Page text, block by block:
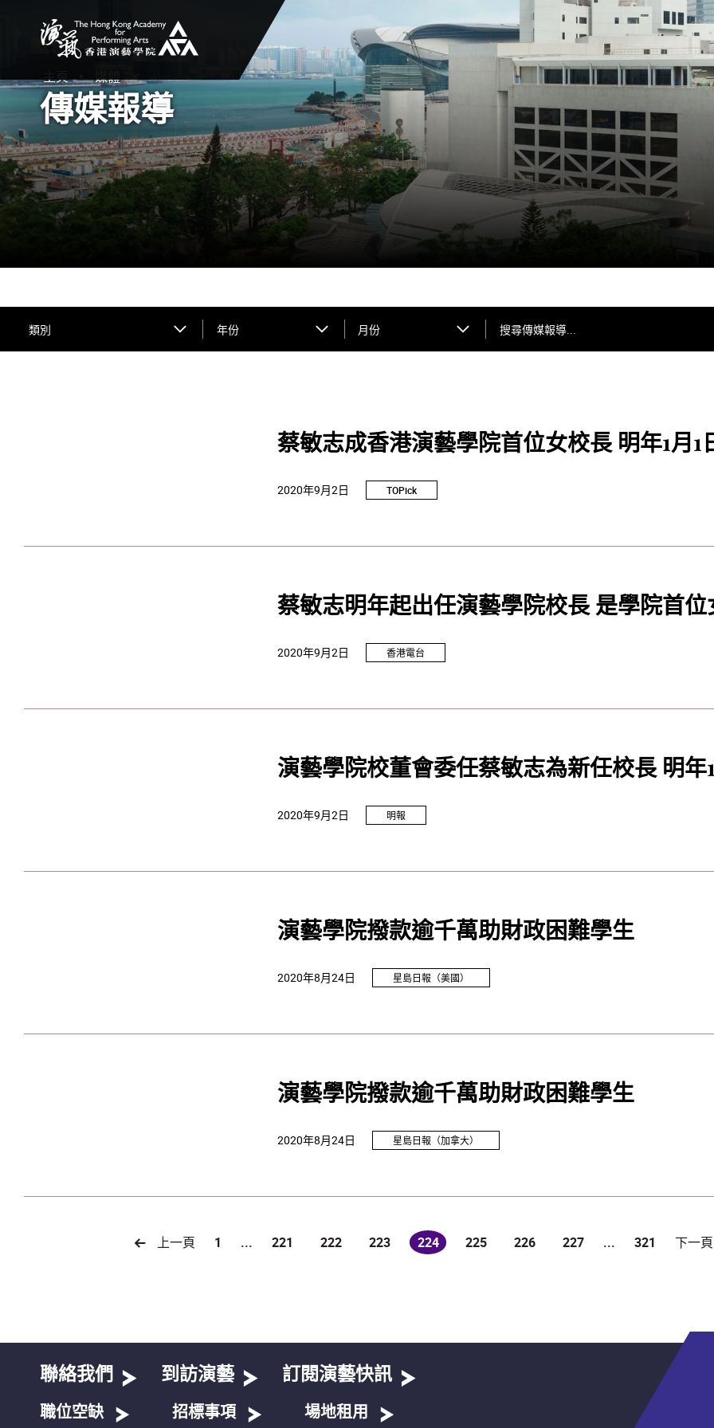
主頁 媒體
傳媒報導
類別 年份 月份
搜尋傳媒報導...
蔡敏志成香港演藝學院首位女校長 明年1月1
TOPick
2020年9月2日
蔡敏志明年起出任演藝學院校長 是學院首位
香港電台
2020年9月2日
演藝學院校董會委任蔡敏志為新任校長 明年
明報
2020年9月2日
演藝學院撥款逾千萬助財政困難學生
星島日報（美國）
2020年8月24日
演藝學院撥款逾千萬助財政困難學生
星島日報（加拿大）
2020年8月24日
上一頁 1 ... 221 222 223 224
(current)225 226 227 ... 321 下一頁
聯絡我們 到訪演藝 訂閱演藝快訊
職位空缺 招標事項 場地租用